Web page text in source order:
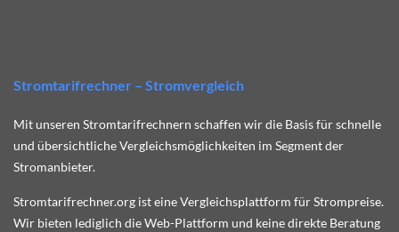
Stromtarifrechner – Stromvergleich
Mit unseren Stromtarifrechnern schaffen wir die Basis für schnelle
und übersichtliche Vergleichsmöglichkeiten im Segment der
Stromanbieter.
Stromtarifrechner.org ist eine Vergleichsplattform für Strompreise.
Wir bieten lediglich die Web-Plattform und keine direkte Beratung